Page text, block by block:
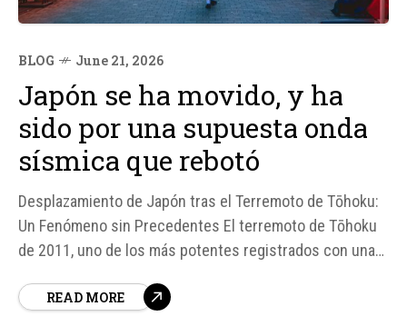
BLOG June 21, 2026
Japón se ha movido, y ha
sido por una supuesta onda
sísmica que rebotó
Desplazamiento de Japón tras el Terremoto de Tōhoku:
Un Fenómeno sin Precedentes El terremoto de Tōhoku
de 2011, uno de los más potentes registrados con una
y la crisis nuclear de Fukushima, sino que también ha
READ MORE